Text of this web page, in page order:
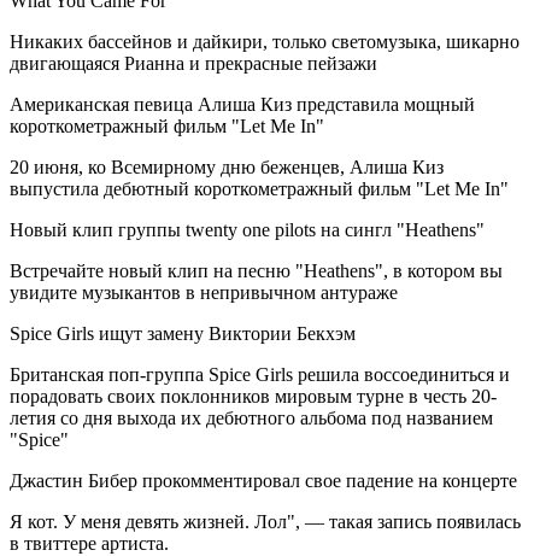
Никаких бассейнов и дайкири, только светомузыка, шикарно
двигающаяся Рианна и прекрасные пейзажи
Американская певица Алиша Киз представила мощный
короткометражный фильм "Let Me In"
20 июня, ко Всемирному дню беженцев, Алиша Киз
выпустила дебютный короткометражный фильм "Let Me In"
Новый клип группы twenty one pilots на сингл "Heathens"
Встречайте новый клип на песню "Heathens", в котором вы
увидите музыкантов в непривычном антураже
Spice Girls ищут замену Виктории Бекхэм
Британская поп-группа Spice Girls решила воссоединиться и
порадовать своих поклонников мировым турне в честь 20-
летия со дня выхода их дебютного альбома под названием
"Spice"
Джастин Бибер прокомментировал свое падение на концерте
Я кот. У меня девять жизней. Лол", — такая запись появилась
в твиттере артиста.